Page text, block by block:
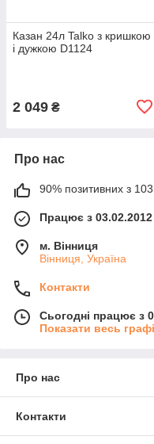
Казан 24л Talko з кришкою
і дужкою D1124
2 049 ₴
Про нас
90% позитивних з 103
Працює з 03.02.2012
м. Вінниця
Вінниця, Україна
Контакти
Сьогодні працює з
Показати весь
Про нас
Контакти